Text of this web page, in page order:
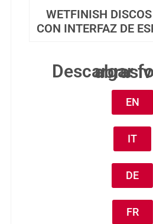
WETFINISH
CON INTERFAZ DE
Descargar folleto de
EN
IT
DE
FR